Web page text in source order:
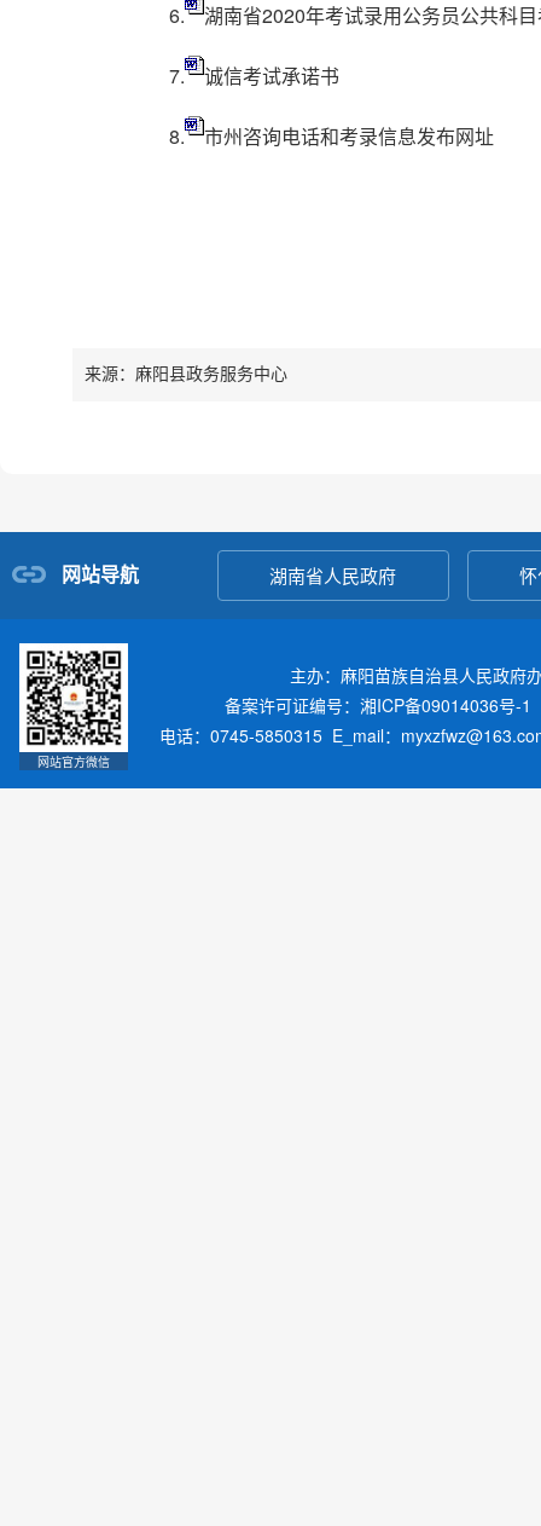
6. 湖南省2020年考试录用公务员公共科
7. 诚信考试承诺书
8. 市州咨询电话和考录信息发布网址
来源：麻阳县政务服务中心
网站导航 湖南省人民政府
网站官方微信
主办：麻阳苗族自治县人民政
备案许可证编号：湘ICP备09014036号-1
电话：0745-5850315 E_mail：